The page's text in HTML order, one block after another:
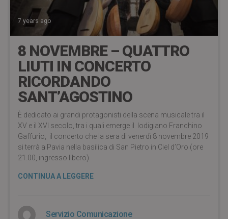
7 years ago
8 NOVEMBRE – QUATTRO
LIUTI IN CONCERTO
RICORDANDO
SANT’AGOSTINO
È dedicato ai grandi protagonisti della scena musicale tra il
XV e il XVI secolo, tra i quali emerge il lodigiano Franchino
Gaffurio, il concerto che la sera di venerdì 8 novembre 2019
si terrà a Pavia nella basilica di San Pietro in Ciel d’Oro (ore
21.00, ingresso libero).
CONTINUA A LEGGERE
Servizio Comunicazione